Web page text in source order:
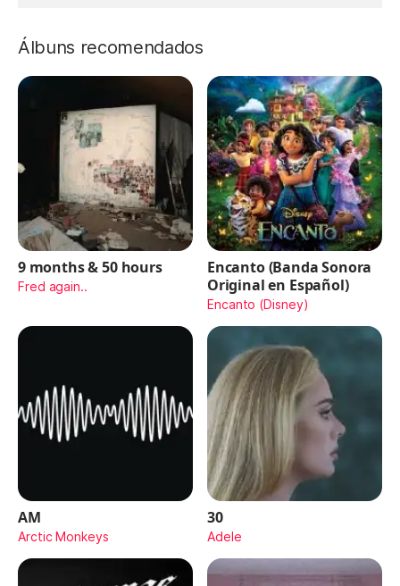
Álbuns recomendados
9 months & 50 hours
Fred again..
Encanto (Banda Sonora
Original en Español)
Encanto (Disney)
AM
Arctic Monkeys
30
Adele